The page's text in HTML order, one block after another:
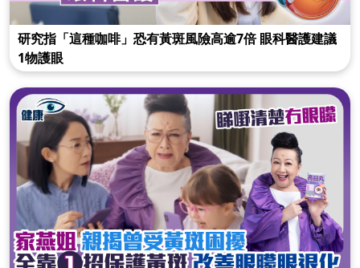
研究指「這種咖啡」恐有黃斑風險高逾7倍 眼科醫護建議
1物護眼